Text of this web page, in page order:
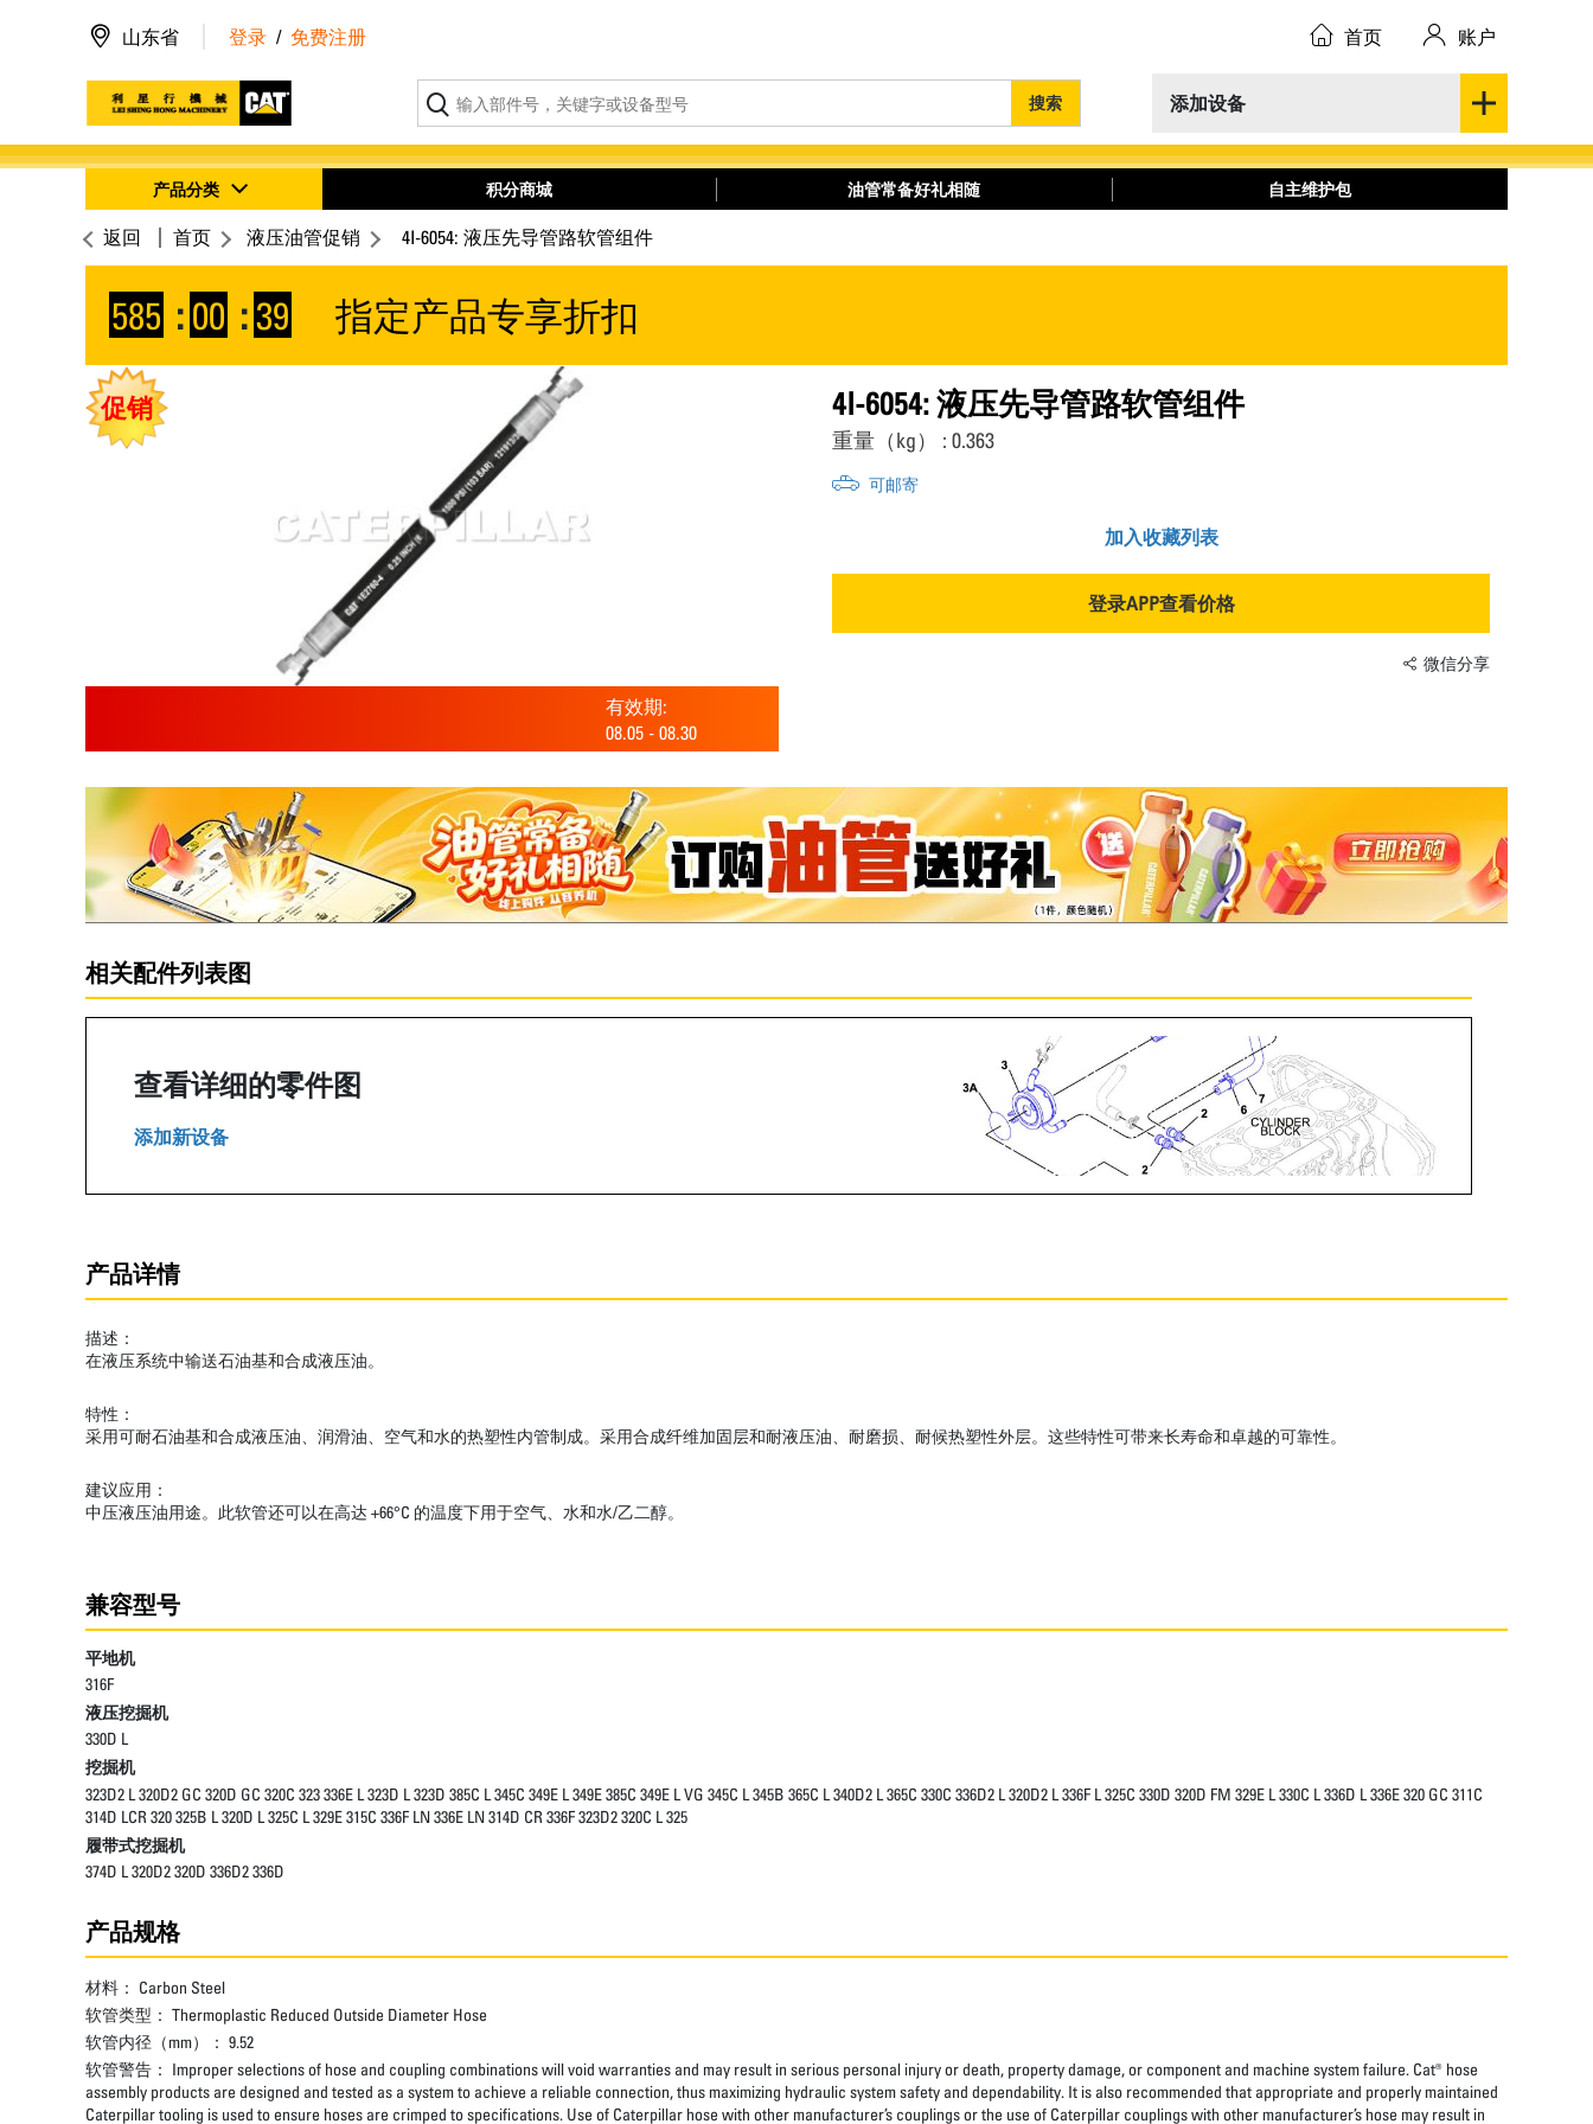
添加设备
搜索
山东省 登录 / 免费注册 首页 账户
产品分类 积分商城 油管常备好礼相随 自主维护包
返回 首页 液压油管促销 4I-6054: 液压先导管路软管组件
585 : 00 :38 指定产品专享折扣
促销
有效期:
08.05 - 08.30
4I-6054: 液压先导管路软管组件
重量（kg） : 0.363
可邮寄
加入收藏列表
登录APP查看价格
微信分享
相关配件列表图
查看详细的零件图
添加新设备
产品详情
描述：
在液压系统中输送石油基和合成液压油。
特性：
采用可耐石油基和合成液压油、润滑油、空气和水的热塑性内管制成。采用合成纤维加固层和耐液压油、耐磨损、耐候热塑性外层。这些特性可带来长寿命和卓越的可靠性。
建议应用：
中压液压油用途。此软管还可以在高达 +66°C 的温度下用于空气、水和水/乙二醇。
兼容型号
平地机
316F
液压挖掘机
330D L
挖掘机
323D2 L 320D2 GC 320D GC 320C 323 336E L 323D L 323D 385C L 345C 349E L 349E 385C 349E L VG 345C L 345B 365C L 340D2 L 365C 330C 336D2 L 320D2 L 336F L 325C 330D 320D FM 329E L 330C L 336D L 336E 320 GC 311C
314D LCR 320 325B L 320D L 325C L 329E 315C 336F LN 336E LN 314D CR 336F 323D2 320C L 325
履带式挖掘机
374D L 320D2 320D 336D2 336D
产品规格
材料： Carbon Steel
软管类型： Thermoplastic Reduced Outside Diameter Hose
软管内径（mm）： 9.52
软管警告： Improper selections of hose and coupling combinations will void warranties and may result in serious personal injury or death, property damage, or component and machine system failure. Cat® hose
assembly products are designed and tested as a system to achieve a reliable connection, thus maximizing hydraulic system safety and dependability. It is also recommended that appropriate and properly maintained
Caterpillar tooling is used to ensure hoses are crimped to specifications. Use of Caterpillar hose with other manufacturer’s couplings or the use of Caterpillar couplings with other manufacturer’s hose may result in